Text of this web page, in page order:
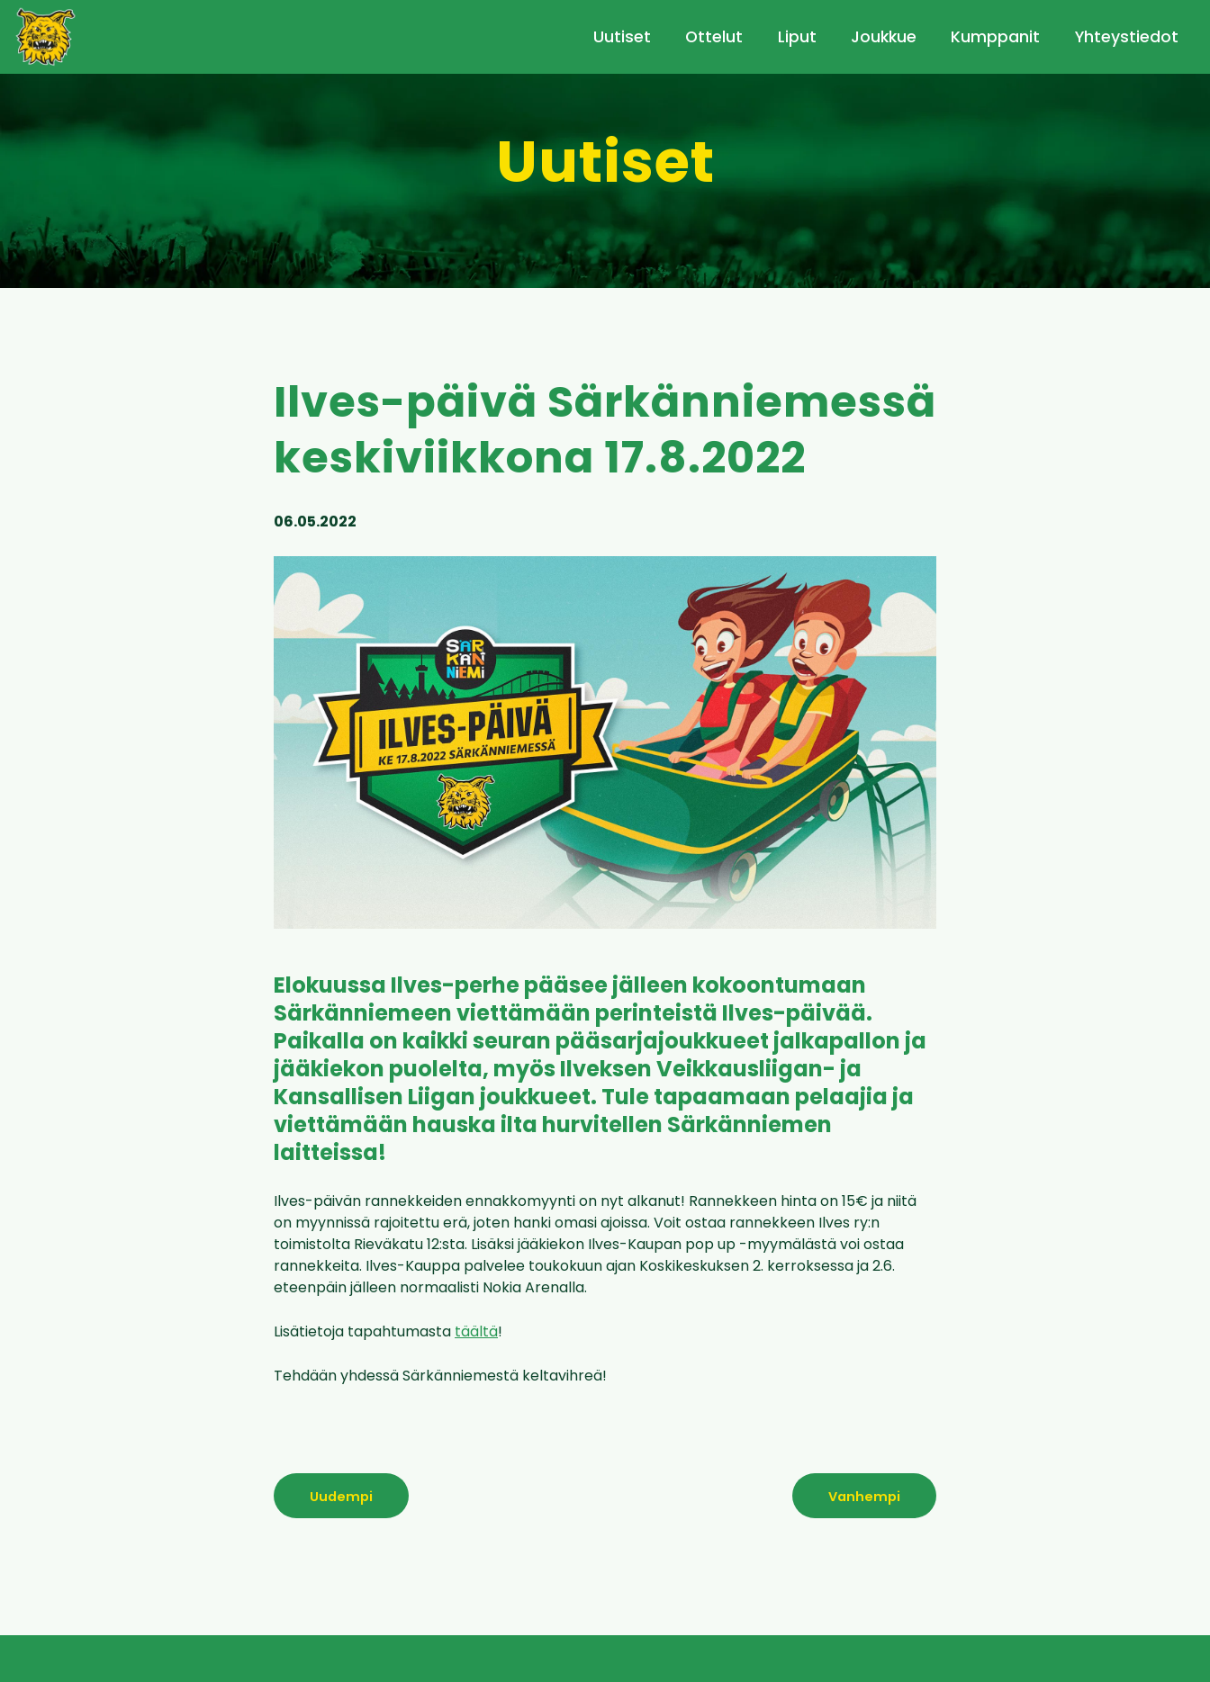
Uutiset Ottelut Liput Joukkue Kumppanit Yhteystiedot
Uutiset
Ilves-päivä Särkänniemessä
keskiviikkona 17.8.2022
06.05.2022
Elokuussa Ilves-perhe pääsee jälleen kokoontumaan
Särkänniemeen viettämään perinteistä Ilves-päivää.
Paikalla on kaikki seuran pääsarjajoukkueet jalkapallon ja
jääkiekon puolelta, myös Ilveksen Veikkausliigan- ja
Kansallisen Liigan joukkueet. Tule tapaamaan pelaajia ja
viettämään hauska ilta hurvitellen Särkänniemen
laitteissa!
Ilves-päivän rannekkeiden ennakkomyynti on nyt alkanut! Rannekkeen hinta on 15€ ja niitä
on myynnissä rajoitettu erä, joten hanki omasi ajoissa. Voit ostaa rannekkeen Ilves ry:n
toimistolta Rieväkatu 12:sta. Lisäksi jääkiekon Ilves-Kaupan pop up -myymälästä voi ostaa
rannekkeita. Ilves-Kauppa palvelee toukokuun ajan Koskikeskuksen 2. kerroksessa ja 2.6.
eteenpäin jälleen normaalisti Nokia Arenalla.
Lisätietoja tapahtumasta täältä!
Tehdään yhdessä Särkänniemestä keltavihreä!
Vanhempi
Uudempi